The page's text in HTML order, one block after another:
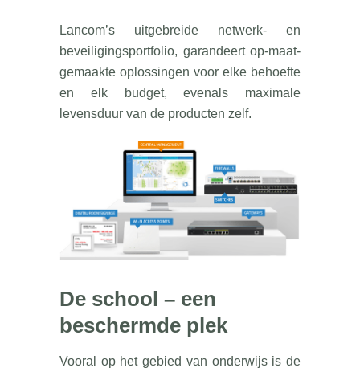
Lancom’s uitgebreide netwerk- en
beveiligingsportfolio, garandeert op-maat-
gemaakte oplossingen voor elke behoefte
en elk budget, evenals maximale
levensduur van de producten zelf.
De school – een
beschermde plek
Vooral op het gebied van onderwijs is de